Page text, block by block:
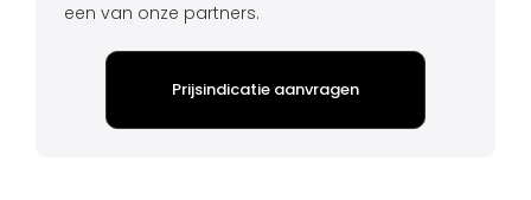
een van onze partners.
Prijsindicatie aanvragen